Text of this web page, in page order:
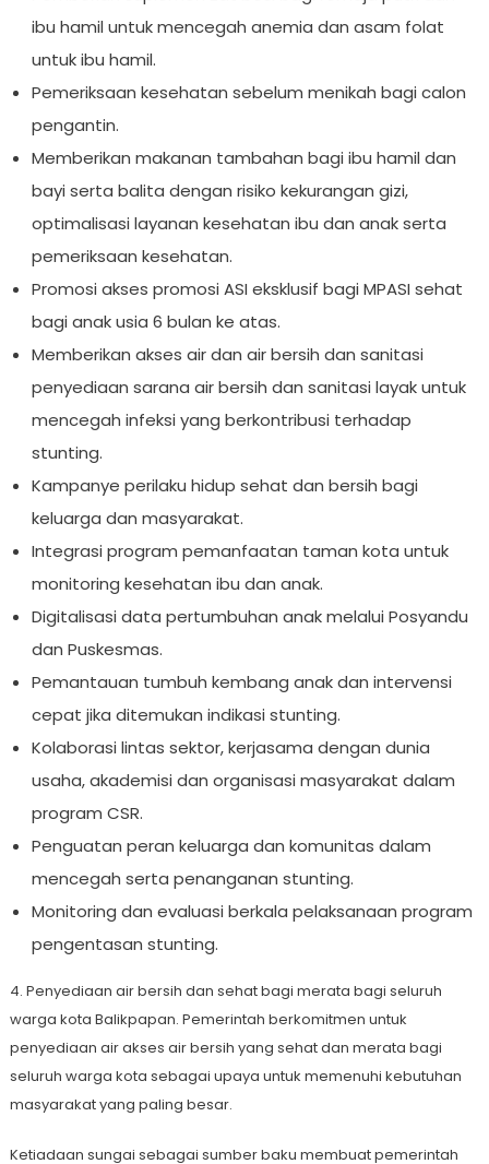
ibu hamil untuk mencegah anemia dan asam folat
untuk ibu hamil.
Pemeriksaan kesehatan sebelum menikah bagi calon
pengantin.
Memberikan makanan tambahan bagi ibu hamil dan
bayi serta balita dengan risiko kekurangan gizi,
optimalisasi layanan kesehatan ibu dan anak serta
pemeriksaan kesehatan.
Promosi akses promosi ASI eksklusif bagi MPASI sehat
bagi anak usia 6 bulan ke atas.
Memberikan akses air dan air bersih dan sanitasi
penyediaan sarana air bersih dan sanitasi layak untuk
mencegah infeksi yang berkontribusi terhadap
stunting.
Kampanye perilaku hidup sehat dan bersih bagi
keluarga dan masyarakat.
Integrasi program pemanfaatan taman kota untuk
monitoring kesehatan ibu dan anak.
Digitalisasi data pertumbuhan anak melalui Posyandu
dan Puskesmas.
Pemantauan tumbuh kembang anak dan intervensi
cepat jika ditemukan indikasi stunting.
Kolaborasi lintas sektor, kerjasama dengan dunia
usaha, akademisi dan organisasi masyarakat dalam
program CSR.
Penguatan peran keluarga dan komunitas dalam
mencegah serta penanganan stunting.
Monitoring dan evaluasi berkala pelaksanaan program
pengentasan stunting.
4. Penyediaan air bersih dan sehat bagi merata bagi seluruh
warga kota Balikpapan. Pemerintah berkomitmen untuk
penyediaan air akses air bersih yang sehat dan merata bagi
seluruh warga kota sebagai upaya untuk memenuhi kebutuhan
masyarakat yang paling besar.
Ketiadaan sungai sebagai sumber baku membuat pemerintah